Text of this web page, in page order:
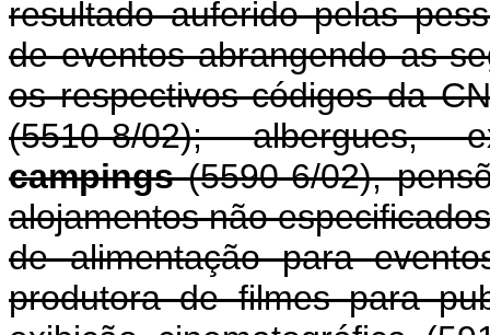
resultado auferido pelas
de eventos abrangendo as
os respectivos códigos da
(5510-8/02); albergues,
campings(5590-6/02),
alojamentos não
de alimentação para
produtora de filmes para